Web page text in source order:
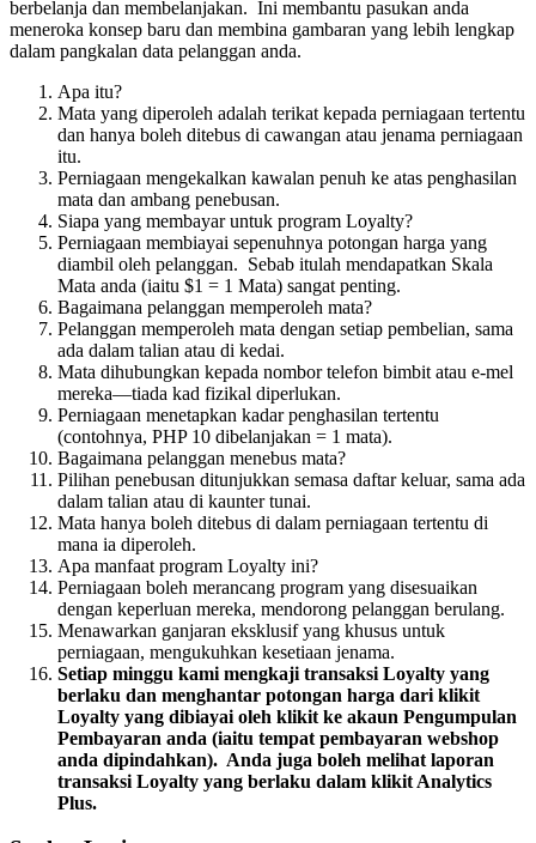
berbelanja dan membelanjakan. Ini membantu pasukan anda
meneroka konsep baru dan membina gambaran yang lebih lengkap
dalam pangkalan data pelanggan anda.
Apa itu?
Mata yang diperoleh adalah terikat kepada perniagaan tertentu
dan hanya boleh ditebus di cawangan atau jenama perniagaan
itu.
Perniagaan mengekalkan kawalan penuh ke atas penghasilan
mata dan ambang penebusan.
Siapa yang membayar untuk program Loyalty?
Perniagaan membiayai sepenuhnya potongan harga yang
diambil oleh pelanggan. Sebab itulah mendapatkan Skala
Mata anda (iaitu $1 = 1 Mata) sangat penting.
Bagaimana pelanggan memperoleh mata?
Pelanggan memperoleh mata dengan setiap pembelian, sama
ada dalam talian atau di kedai.
Mata dihubungkan kepada nombor telefon bimbit atau e-mel
mereka—tiada kad fizikal diperlukan.
Perniagaan menetapkan kadar penghasilan tertentu
(contohnya, PHP 10 dibelanjakan = 1 mata).
Bagaimana pelanggan menebus mata?
Pilihan penebusan ditunjukkan semasa daftar keluar, sama ada
dalam talian atau di kaunter tunai.
Mata hanya boleh ditebus di dalam perniagaan tertentu di
mana ia diperoleh.
Apa manfaat program Loyalty ini?
Perniagaan boleh merancang program yang disesuaikan
dengan keperluan mereka, mendorong pelanggan berulang.
Menawarkan ganjaran eksklusif yang khusus untuk
perniagaan, mengukuhkan kesetiaan jenama.
Setiap minggu kami mengkaji transaksi Loyalty yang
berlaku dan menghantar potongan harga dari klikit
Loyalty yang dibiayai oleh klikit ke akaun Pengumpulan
Pembayaran anda (iaitu tempat pembayaran webshop
anda dipindahkan). Anda juga boleh melihat laporan
transaksi Loyalty yang berlaku dalam klikit Analytics
Plus.